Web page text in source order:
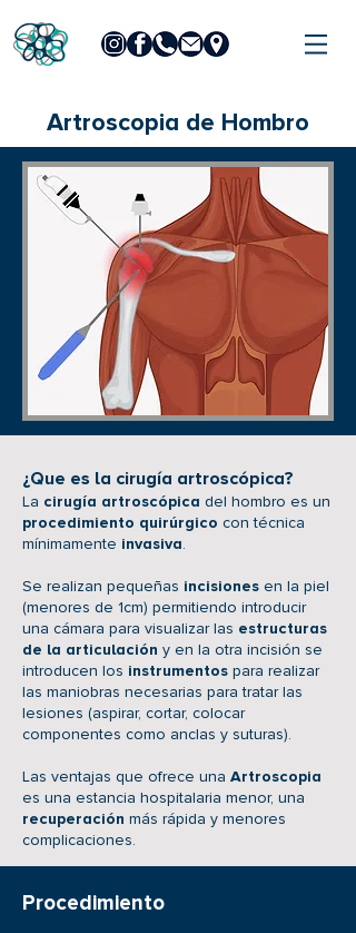
Artroscopia de Hombro
¿Que es la cirugía artroscópica?
La cirugía artroscópica del hombro es un
procedimiento quirúrgico con técnica
mínimamente invasiva.
Se realizan pequeñas incisiones en la piel
(menores de 1cm) permitiendo introducir
una cámara para visualizar las estructuras
de la articulación y en la otra incisión se
introducen los instrumentos para realizar
las maniobras necesarias para tratar las
lesiones (aspirar, cortar, colocar
componentes como anclas y suturas).
Las ventajas que ofrece una Artroscopia
es una estancia hospitalaria menor, una
recuperación más rápida y menores
complicaciones.
Procedimiento